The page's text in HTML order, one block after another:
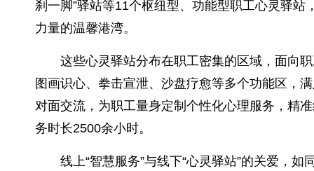
刹一脚”驿站等11个枢纽型、功能型职工心灵驿
力量的温馨港湾。
这些心灵驿站分布在职工密集的区域，面向
图画识心、拳击宣泄、沙盘疗愈等多个功能区，
对面交流，为职工量身定制个性化心理服务，精
务时长2500余小时。
线上“智慧服务”与线下“心灵驿站”的关爱，